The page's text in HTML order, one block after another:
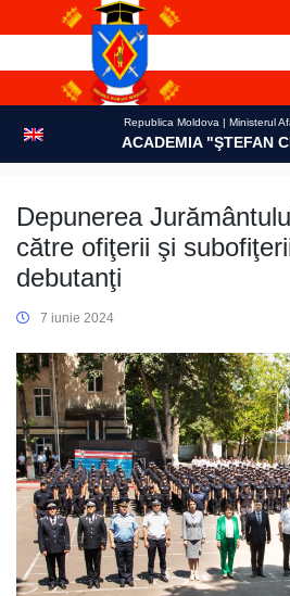
Republica Moldova | Ministerul
ACADEMIA "ŞTEFAN
Depunerea
către ofiţerii şi
debutanţi
7 iunie 2024